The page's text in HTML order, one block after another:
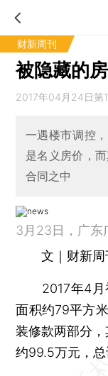
财新周刊
被隐藏的
2017年04月24日第
一遇楼市调控
是名义房价，
合同之中
3月23日，广东
文｜财新
2017年4月
面积约79平方
装修款两部分
约99.5万元，总